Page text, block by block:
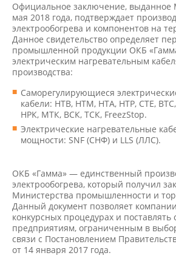
Официальное заключение, выданное
мая 2018 года, подтверждает
электрообогрева и компонентов на
Данное свидетельство определяет
промышленной продукции ОКБ
электрическим нагревательным
производства:
Саморегулирующиеся
кабели: НТВ, НТМ, НТА, НТР, CTE, ВТС,
НРК, МТК, ВСК, ТСК, FreezStop.
Электрические нагревательные
мощности: SNF (СНФ) и LLS (ЛЛС).
ОКБ «Гамма» — единственный
электрообогрева, который получил
Министерства промышленности и
Данный документ позволяет
конкурсных процедурах и
предприятиям, ограниченным в
связи с Постановлением
от 14 января 2017 года.